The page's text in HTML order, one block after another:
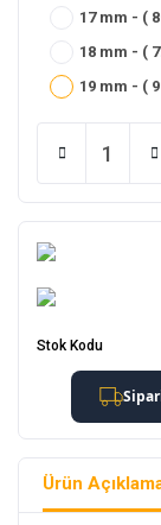
Stok Kodu
17 mm - (
18 mm - (
19 mm - (
Ürün